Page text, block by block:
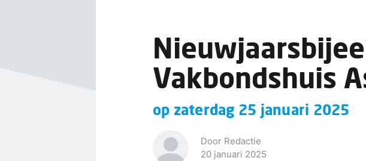
Vakbondshuis
op zaterdag 25 januari 2025
Door Redactie
20 januari 2025